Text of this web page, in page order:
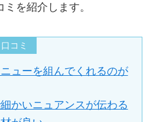
を紹介します。
コミ
ューを組んでくれるのが
かいニュアンスが伝わる